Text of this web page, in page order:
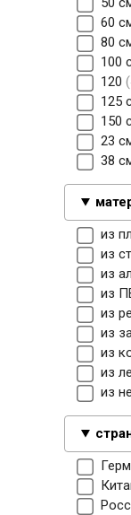
60
80
100
120
125
150
23
38
из
из
из
из
из
из
из
из
из